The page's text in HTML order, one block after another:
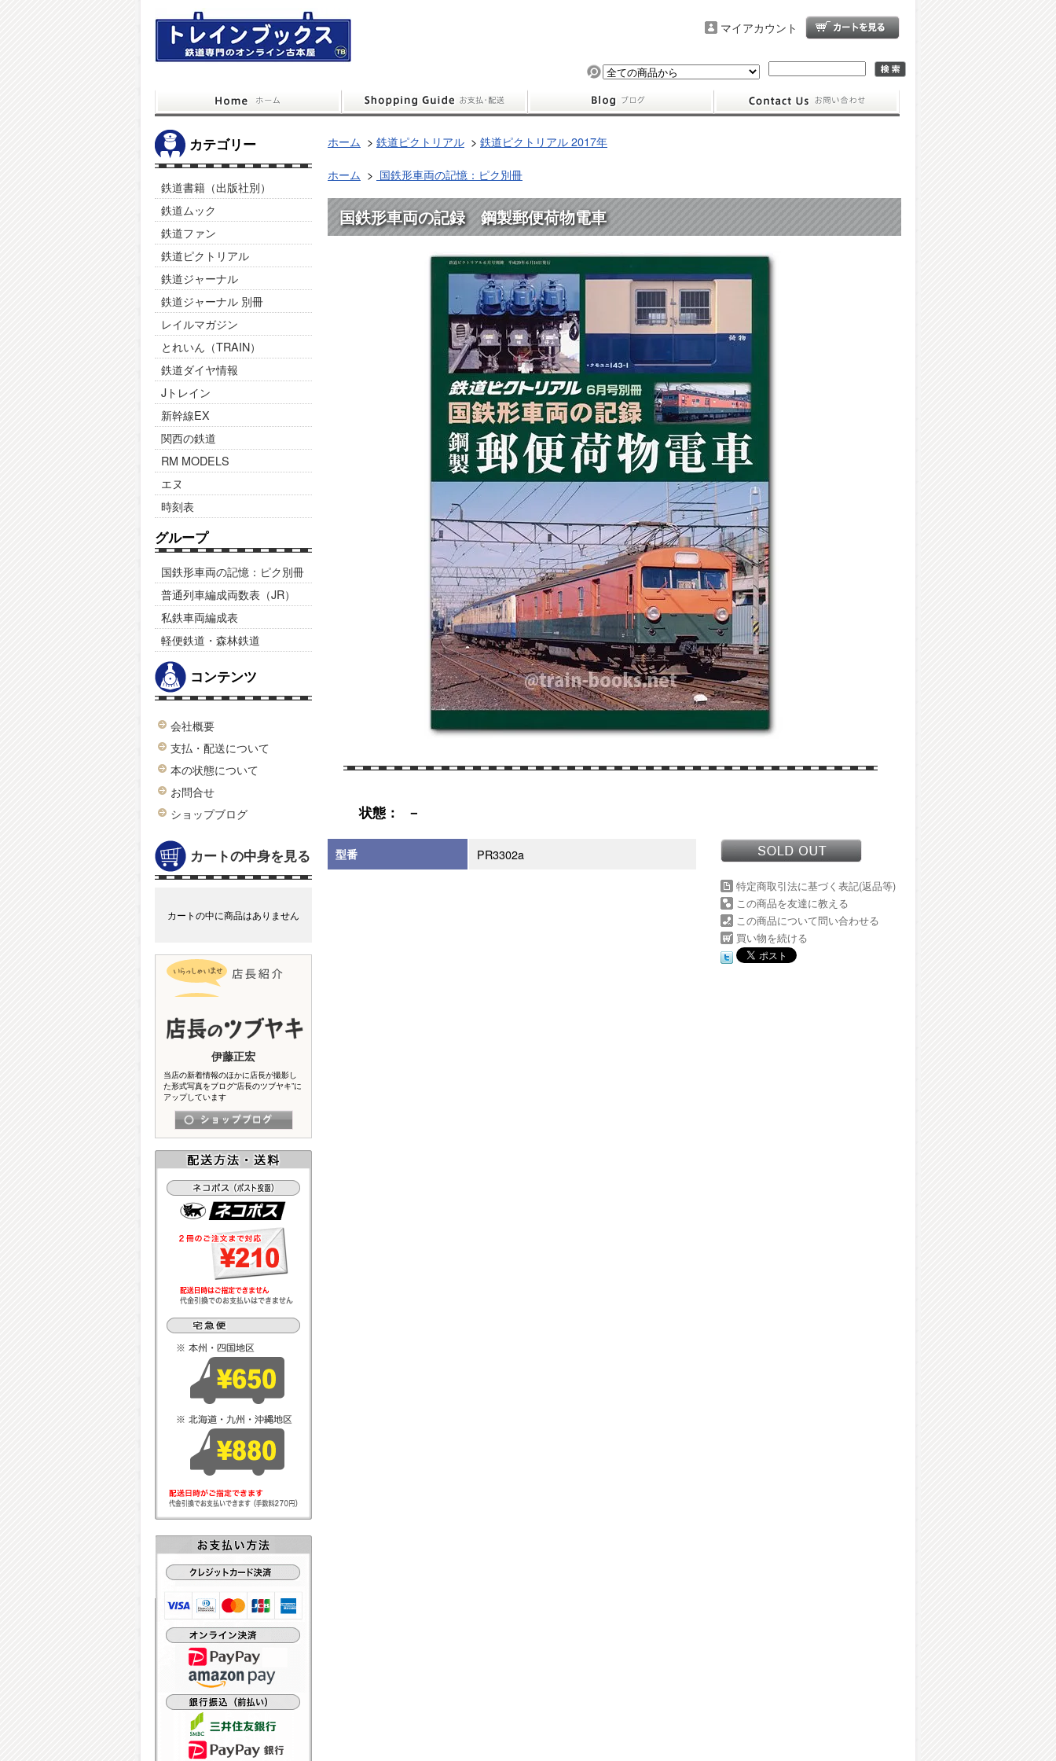
マイアカウント
カテゴリー
鉄道書籍（出版社別）
鉄道ムック
鉄道ファン
鉄道ピクトリアル
鉄道ジャーナル
鉄道ジャーナル 別冊
レイルマガジン
とれいん（TRAIN）
鉄道ダイヤ情報
Jトレイン
新幹線EX
関西の鉄道
RM MODELS
エヌ
時刻表
グループ
国鉄形車両の記憶：ピク別冊
普通列車編成両数表（JR）
私鉄車両編成表
軽便鉄道・森林鉄道
コンテンツ
会社概要
支払・配送について
本の状態について
お問合せ
ショップブログ
カートの中身を見る
カートの中に商品はありません
伊藤正宏
当店の新着情報のほかに店長が撮影し
た形式写真をブログ“店長のツブヤキ”に
アップしています
ホーム > 鉄道ピクトリアル > 鉄道ピクトリアル 2017年
ホーム > 国鉄形車両の記憶：ピク別冊
国鉄形車両の記録 鋼製郵便荷物電車
状態： －
型番 PR3302a
特定商取引法に基づく表記(返品等)
この商品を友達に教える
この商品について問い合わせる
買い物を続ける